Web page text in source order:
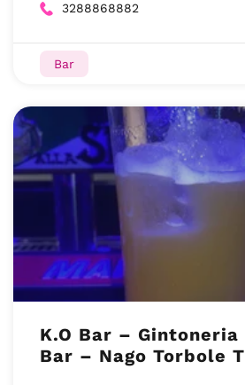
3288868882
Bar
K.O Bar –
Bar – Nago Torbole